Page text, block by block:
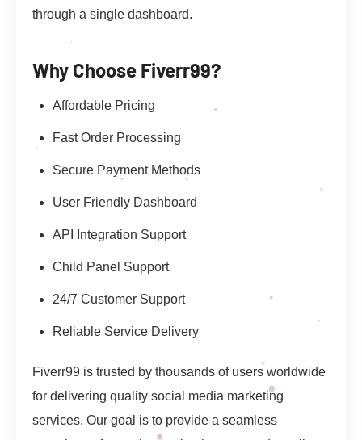
through a single dashboard.
Why Choose Fiverr99?
Affordable Pricing
Fast Order Processing
Secure Payment Methods
User Friendly Dashboard
API Integration Support
Child Panel Support
24/7 Customer Support
Reliable Service Delivery
Fiverr99 is trusted by thousands of users worldwide
for delivering quality social media marketing
services. Our goal is to provide a seamless